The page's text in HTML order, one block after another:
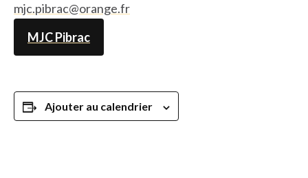
mjc.pibrac@orange.fr
MJC Pibrac
Ajouter au calendrier